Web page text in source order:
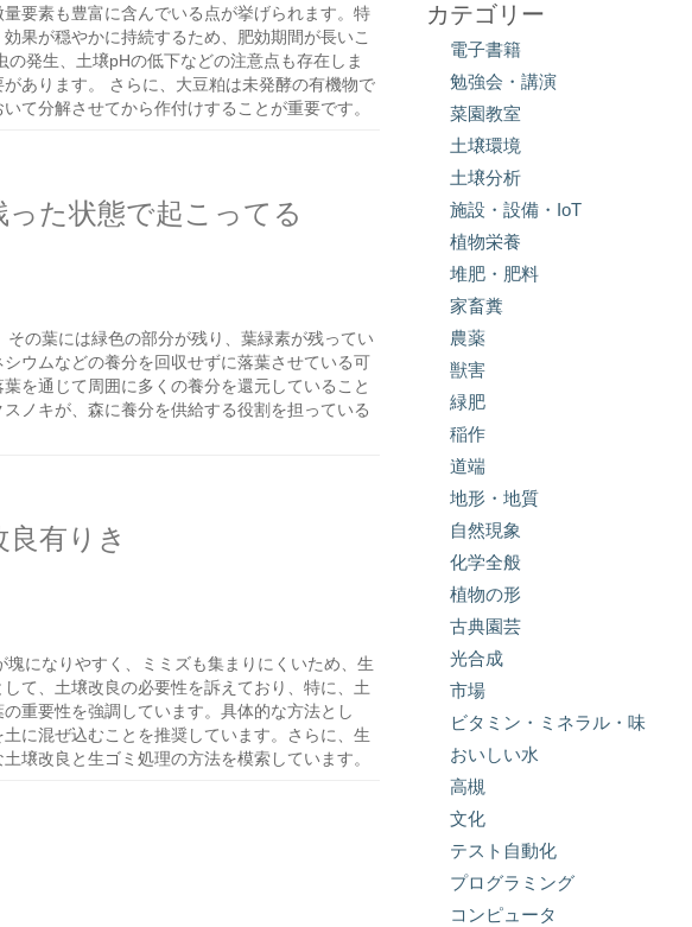
要素も豊富に含んでいる点が挙げられます。特
果が穏やかに持続するため、肥効期間が長いこ
発生、土壌pHの低下などの注意点も存在しま
あります。 さらに、大豆粕は未発酵の有機物で
て分解させてから作付けすることが重要です。
た状態で起こってる
の葉には緑色の部分が残り、葉緑素が残ってい
ウムなどの養分を回収せずに落葉させている可
を通じて周囲に多くの養分を還元していること
ノキが、森に養分を供給する役割を担っている
有りき
になりやすく、ミミズも集まりにくいため、生
て、土壌改良の必要性を訴えており、特に、土
重要性を強調しています。具体的な方法とし
に混ぜ込むことを推奨しています。さらに、生
壌改良と生ゴミ処理の方法を模索しています。
カテゴリー
電子書籍
勉強会・講演
菜園教室
土壌環境
土壌分析
施設・設備・IoT
植物栄養
堆肥・肥料
家畜糞
農薬
獣害
緑肥
稲作
道端
地形・地質
自然現象
化学全般
植物の形
古典園芸
光合成
市場
ビタミン・ミネラル・味
おいしい水
高槻
文化
テスト自動化
プログラミング
コンピュータ